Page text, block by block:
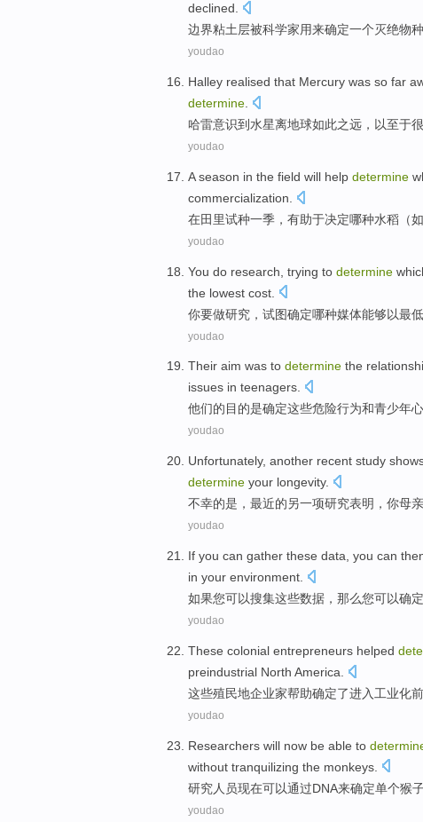
declined
边界粘土层被科学家用来确定一个灭绝物种
youdao
Halley realised that Mercury was so far
determine
哈雷意识到水星离地球如此之远 ， 以至于
youdao
A season in the field will help determine
commercialization
在田里试种一季 ， 有助于决定哪种水稻 （
youdao
You do research trying to determine
the lowest cost
你要做研究 ， 试图确定哪种媒体能够以最低
youdao
Their aim was to determine the
issues in teenagers.
他们的目的是确定这些危险行为和青少年
youdao
Unfortunately, another recent study
determine your longevity.
不幸的是，最近的另一项研究表明 ， 你母亲
youdao
If you can gather these data , you can
in your environment
如果您可以搜集这些数据 ， 那么您可以确定
youdao
These colonial entrepreneurs helped
preindustrial North America
这些殖民地企业家帮助确定了进入 工业化前
youdao
Researchers will now be able to
without tranquilizing the monkeys.
研究人员现在可以通过DNA来确定单个猴
youdao